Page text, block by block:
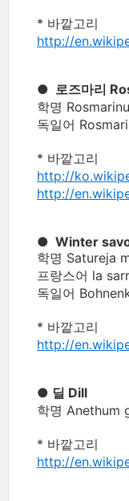
* 바깥고리
http://
● 로즈마리
학명
독일어
* 바깥고리
http://
http://
● Winter
학명 Satureja
프랑스어 la
독일어
* 바깥고리
http://
● 딜 Dill
학명 Anethum
* 바깥고리
http://